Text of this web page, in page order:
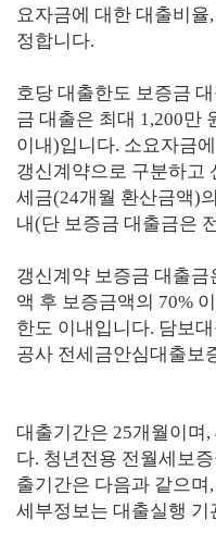
요자금에 대한 대출비율
정합니다.
호당 대출한도 보증금
금 대출은 최대 1,200만
이내)입니다. 소요자금
갱신계약으로 구분하고
세금(24개월 환산금액)
내(단 보증금 대출금은
갱신계약 보증금 대출
액 후 보증금액의 70%
한도 이내입니다. 담보
공사 전세금안심대출보
대출기간은 25개월이며,
다. 청년전용 전월세보
출기간은 다음과 같으
세부정보는 대출실행 기